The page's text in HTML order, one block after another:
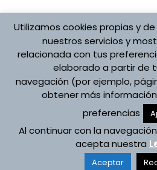
Protección de
Aviso Legal
Política de
Registro de
Copyright © 2026
Desarrollado por
Utilizamos cookies propias y
nuestros servicios y
relacionada con tus
elaborado a partir de
navegación (por ejemplo,
obtener más
preferencias
Al continuar con la
acepta nuestra
Aceptar